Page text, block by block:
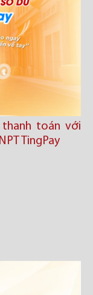
toán với
TingPay